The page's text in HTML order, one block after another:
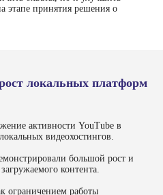
этапе принятия решения о
локальных платформ
активности YouTube в
видеохостингов.
большой рост и
контента.
ограничением работы